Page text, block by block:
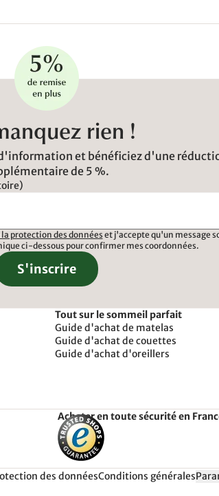
rien !
et bénéficiez d'une
de 5 %.
protection des données et j'accepte qu'un message
ci-dessous pour confirmer mes coordonnées.
S'inscrire
Tout sur le sommeil parfait
Guide d'achat de matelas
Guide d'achat de couettes
Guide d'achat d'oreillers
Acheter en toute sécurité en
des donnéesConditions générales